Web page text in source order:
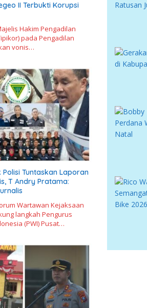
II Terbukti Korupsi
Hakim Pengadilan
pada Pengadilan
vonis…
Tuntaskan Laporan
T Andry Pratama:
Wartawan Kejaksaan
langkah Pengurus
(PWI) Pusat…